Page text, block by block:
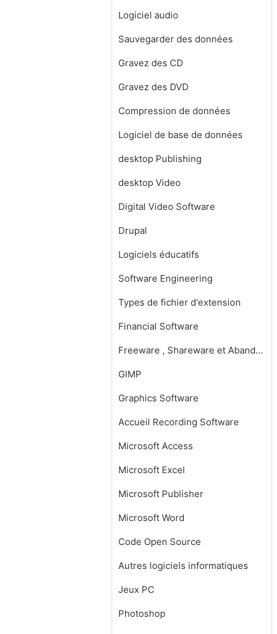
Logiciel audio
Sauvegarder des données
Gravez des CD
Gravez des DVD
Compression de données
Logiciel de base de données
desktop Publishing
desktop Video
Digital Video Software
Drupal
Logiciels éducatifs
Software Engineering
Types de fichier d'extension
Financial Software
Freeware , Shareware et Abandonware
GIMP
Graphics Software
Accueil Recording Software
Microsoft Access
Microsoft Excel
Microsoft Publisher
Microsoft Word
Code Open Source
Autres logiciels informatiques
Jeux PC
Photoshop